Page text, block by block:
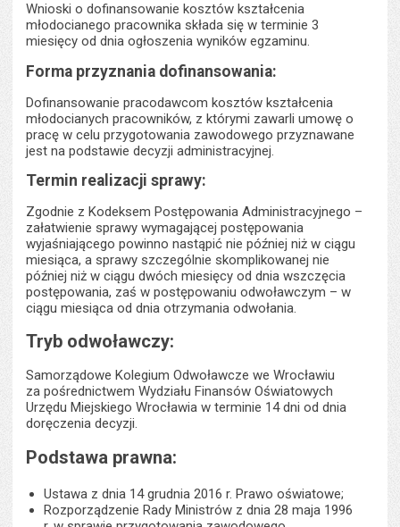
Wnioski o dofinansowanie kosztów kształcenia
młodocianego pracownika składa się w terminie 3
miesięcy od dnia ogłoszenia wyników egzaminu.
Forma przyznania dofinansowania:
Dofinansowanie pracodawcom kosztów kształcenia
młodocianych pracowników, z którymi zawarli umowę o
pracę w celu przygotowania zawodowego przyznawane
jest na podstawie decyzji administracyjnej.
Termin realizacji sprawy:
Zgodnie z Kodeksem Postępowania Administracyjnego –
załatwienie sprawy wymagającej postępowania
wyjaśniającego powinno nastąpić nie później niż w ciągu
miesiąca, a sprawy szczególnie skomplikowanej nie
później niż w ciągu dwóch miesięcy od dnia wszczęcia
postępowania, zaś w postępowaniu odwoławczym – w
ciągu miesiąca od dnia otrzymania odwołania.
Tryb odwoławczy:
Samorządowe Kolegium Odwoławcze we Wrocławiu
za pośrednictwem Wydziału Finansów Oświatowych
Urzędu Miejskiego Wrocławia w terminie 14 dni od dnia
doręczenia decyzji.
Podstawa prawna:
Ustawa z dnia 14 grudnia 2016 r. Prawo oświatowe;
Rozporządzenie Rady Ministrów z dnia 28 maja 1996